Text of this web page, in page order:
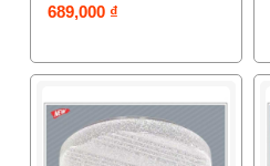
689,000 ₫